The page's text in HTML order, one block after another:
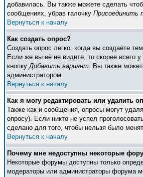
добавилась. Вы также можете сделать
сообщениях, убрав галочку Присоединить
Вернуться к началу
Как создать опрос?
Создать опрос легко: когда вы создаёте
Если же вы её не видите, то скорее всего
кнопкуДобавить вариант. Вы также
администратором.
Вернуться к началу
Как я могу редактировать или удалить
Также как и сообщения, опросы могут
опросу). Если никто не успел
сделано для того, чтобы нельзя было
Вернуться к началу
Почему мне недоступны некоторые
Некоторые форумы доступны только
модераторы или администраторы форума